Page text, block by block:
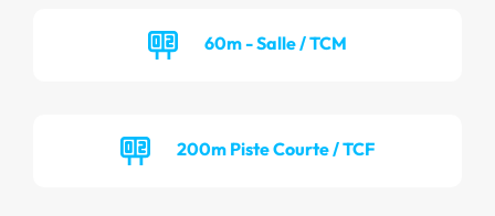
60m - Salle / TCM
200m Piste Courte / TCF